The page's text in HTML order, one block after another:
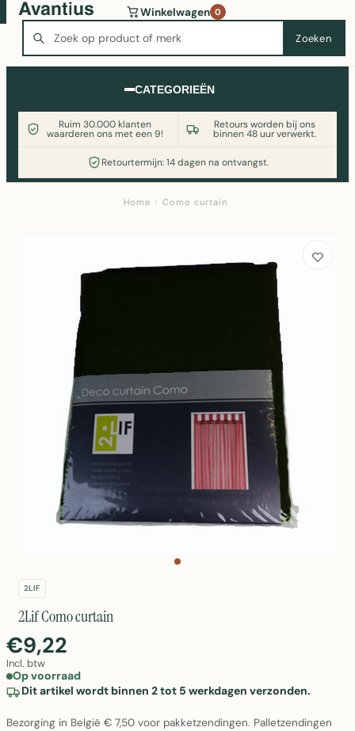
Zoeken
Winkelwagen 0
CATEGORIEËN
Ruim 30.000 klanten
waarderen ons met een 9!
Retours worden bij ons
binnen 48 uur verwerkt.
Retourtermijn: 14 dagen na ontvangst.
Wasmachine of koelkast nodig? Vergelijk alle prijzen op
Witgoedaanbod.nl
Home / Como curtain
2LIF
2Lif Como curtain
€9,22
Incl. btw
Op voorraad
Dit artikel wordt binnen 2 tot 5 werkdagen verzonden.
Bezorging in België € 7,50 voor pakketzendingen. Palletzendingen